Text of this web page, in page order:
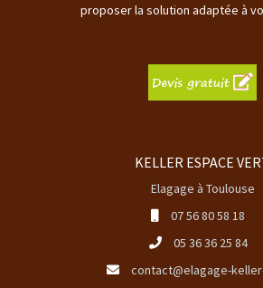
proposer la solution adaptée à
KELLER ESPACE
Elagage à Toulouse
07 56 80 58 18
05 36 36 25 84
contact@elagage-